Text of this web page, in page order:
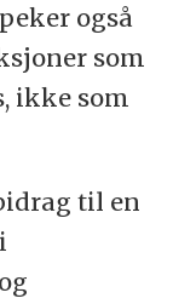
også
som
ikke som
til en